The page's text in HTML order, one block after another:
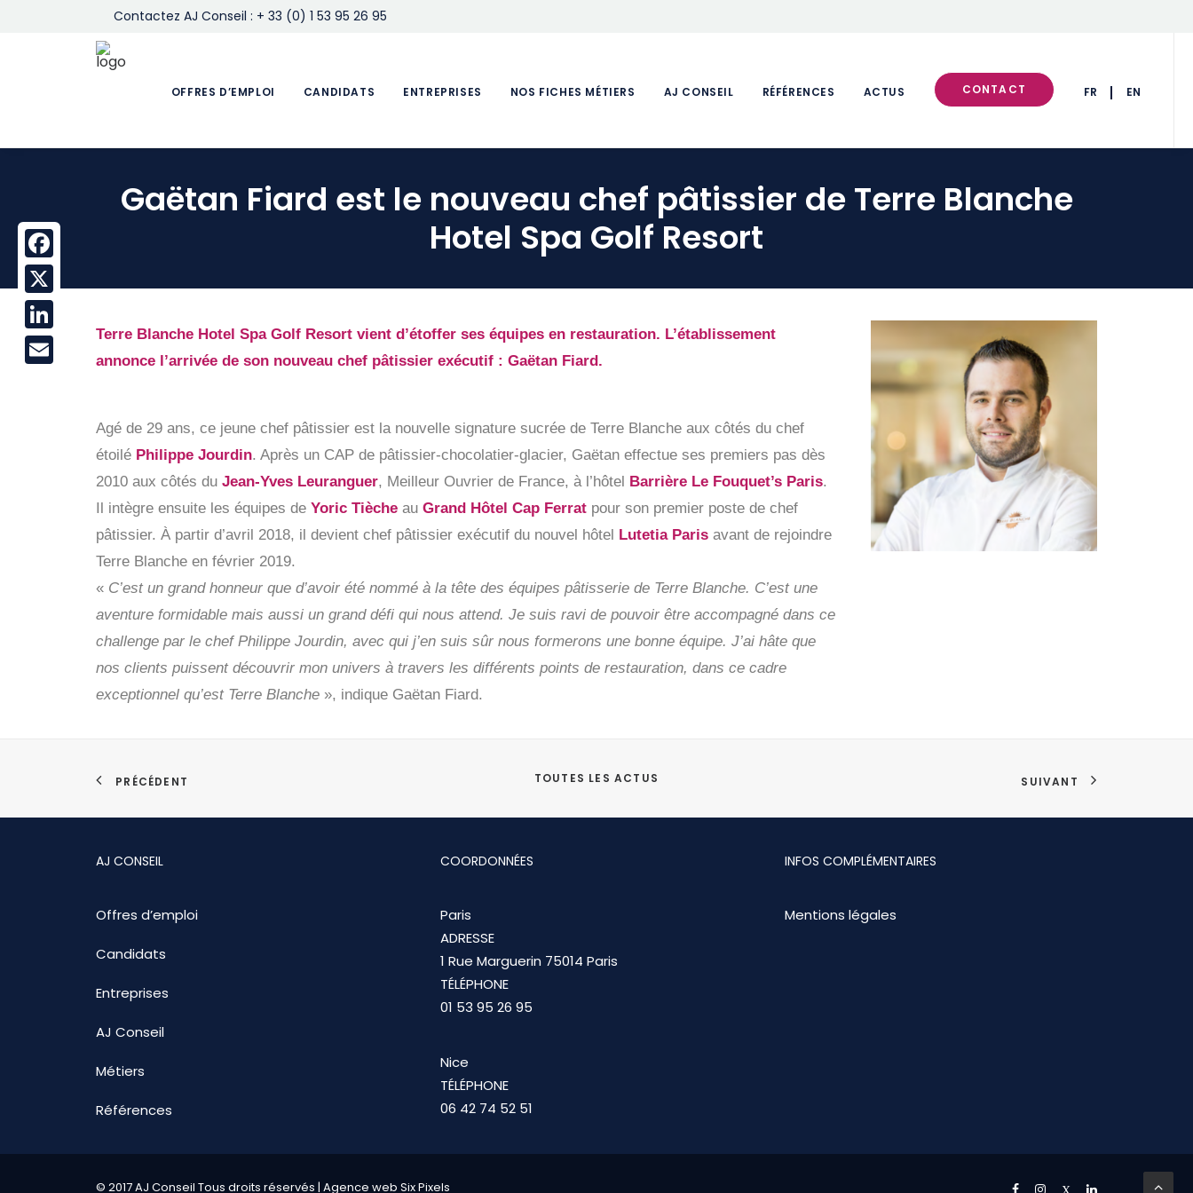
Contactez AJ Conseil : + 33 (0) 1 53 95 26 95
OFFRES D’EMPLOI CANDIDATS ENTREPRISES NOS FICHES MÉTIERS AJ CONSEIL RÉFÉRENCES ACTUS CONTACT FR EN
Gaëtan Fiard est le nouveau chef pâtissier de Terre Blanche
Hotel Spa Golf Resort
Terre Blanche Hotel Spa Golf Resort vient d’étoffer ses équipes en restauration. L’établissement
annonce l’arrivée de son nouveau chef pâtissier exécutif : Gaëtan Fiard.
Agé de 29 ans, ce jeune chef pâtissier est la nouvelle signature sucrée de Terre Blanche aux côtés du chef
étoilé Philippe Jourdin. Après un CAP de pâtissier-chocolatier-glacier, Gaëtan effectue ses premiers pas dès
2010 aux côtés du Jean-Yves Leuranguer, Meilleur Ouvrier de France, à l’hôtel Barrière Le Fouquet’s Paris.
Il intègre ensuite les équipes de Yoric Tièche au Grand Hôtel Cap Ferrat pour son premier poste de chef
pâtissier. À partir d’avril 2018, il devient chef pâtissier exécutif du nouvel hôtel Lutetia Paris avant de rejoindre
Terre Blanche en février 2019.
« C’est un grand honneur que d’avoir été nommé à la tête des équipes pâtisserie de Terre Blanche. C’est une
aventure formidable mais aussi un grand défi qui nous attend. Je suis ravi de pouvoir être accompagné dans ce
challenge par le chef Philippe Jourdin, avec qui j’en suis sûr nous formerons une bonne équipe. J’ai hâte que
nos clients puissent découvrir mon univers à travers les différents points de restauration, dans ce cadre
exceptionnel qu’est Terre Blanche », indique Gaëtan Fiard.
PRÉCÉDENT TOUTES LES ACTUS SUIVANT
AJ CONSEIL
Offres d’emploi
Candidats
Entreprises
AJ Conseil
Métiers
Références
COORDONNÉES
Paris
ADRESSE
1 Rue Marguerin 75014 Paris
TÉLÉPHONE
01 53 95 26 95
Nice
TÉLÉPHONE
06 42 74 52 51
INFOS COMPLÉMENTAIRES
Mentions légales
© 2017 AJ Conseil Tous droits réservés | Agence web Six Pixels
Facebook
X
LinkedIn